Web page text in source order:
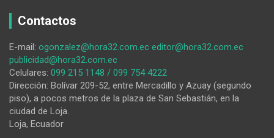
de
un
cuento
de
nunca
acabar
Contactos
E-mail: ogonzalez@hora32.com.ec editor@hora32.com.ec
publicidad@hora32.com.ec
Celulares: 099 215 1148 / 099 754 4222
Dirección: Bolívar 209-52, entre Mercadillo y Azuay (segundo
piso), a pocos metros de la plaza de San Sebastián, en la
ciudad de Loja.
Loja, Ecuador